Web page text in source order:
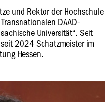
und Rektor der Hochschule
DAAD-
Universität“. Seit
2024 Schatzmeister im
Hessen.